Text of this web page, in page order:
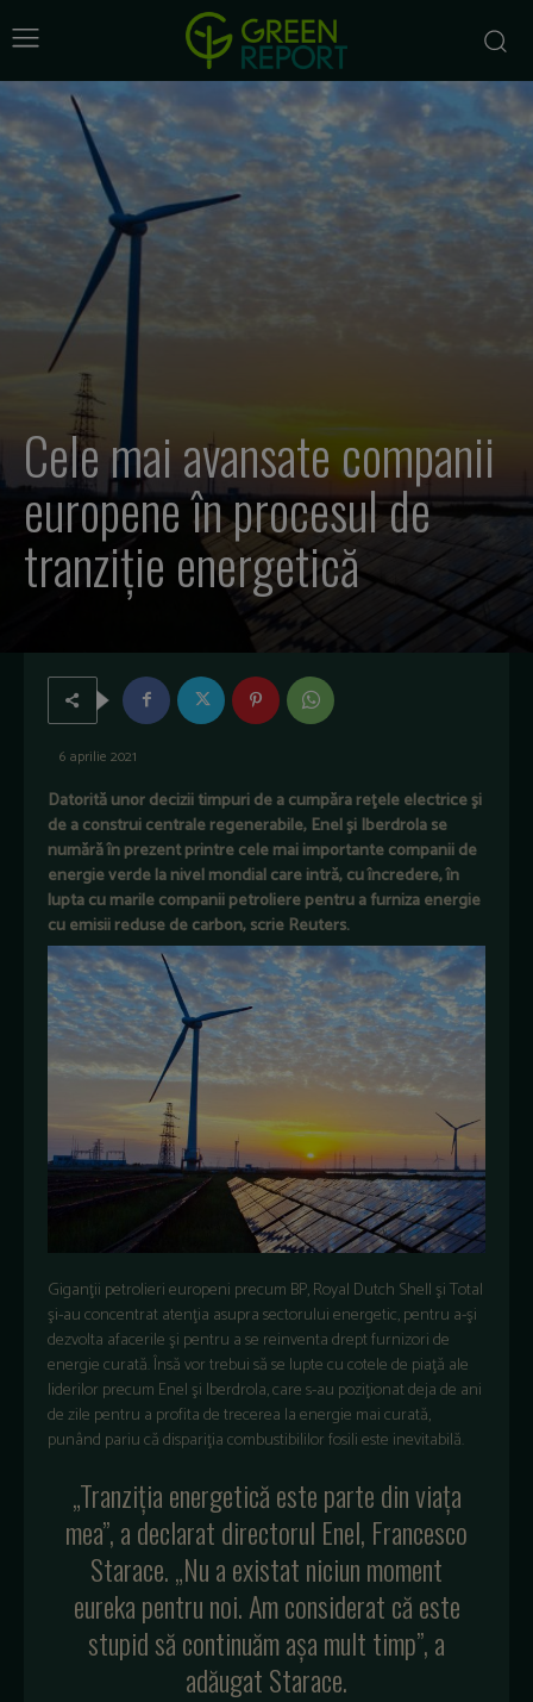
Cele mai avansate companii
europene în procesul de
tranziţie energetică
6 aprilie 2021
Datorită unor decizii timpuri de a cumpăra reţele electrice şi
de a construi centrale regenerabile, Enel şi Iberdrola se
numără în prezent printre cele mai importante companii de
energie verde la nivel mondial care intră, cu încredere, în
lupta cu marile companii petroliere pentru a furniza energie
cu emisii reduse de carbon, scrie Reuters.
Giganţii petrolieri europeni precum BP, Royal Dutch Shell şi Total
şi-au concentrat atenţia asupra sectorului energetic, pentru a-şi
dezvolta afacerile şi pentru a se reinventa drept furnizori de
energie curată. Însă vor trebui să se lupte cu cotele de piaţă ale
liderilor precum Enel şi Iberdrola, care s-au poziţionat deja de ani
de zile pentru a profita de trecerea la energie mai curată,
punând pariu că dispariţia combustibililor fosili este inevitabilă.
„Tranziţia energetică este parte din viaţa
mea”, a declarat directorul Enel, Francesco
Starace. „Nu a existat niciun moment
eureka pentru noi. Am considerat că este
stupid să continuăm aşa mult timp”, a
adăugat Starace.